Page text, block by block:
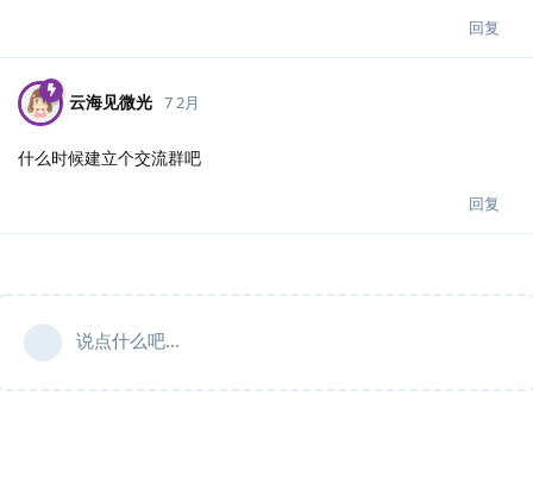
回复
云海见微光 7 2月
什么时候建立个交流群吧
回复
说点什么吧...